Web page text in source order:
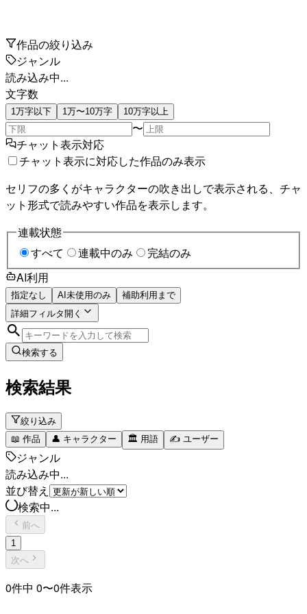
作品の絞り込み
ジャンル
読み込み中...
文字数
1万字以下 1万〜10万字 10万字以上
〜
チャット表示対応
チャット表示に対応した作品のみ表示
セリフの多くがキャラクターの吹き出しで表示される、チャ
ット形式で読みやすい作品を表示します。
連載状態
すべて
連載中のみ
完結のみ
AI利用
指定なし AI未使用のみ
補助利用まで
詳細フィルタ開く
検索する
検索結果
絞り込み
📖 作品 👤 キャラクター 🏛️ 用語 ✍️ ユーザー
ジャンル
読み込み中...
並び替え
検索中...
前へ
1
次へ
0件中 0〜0件表示